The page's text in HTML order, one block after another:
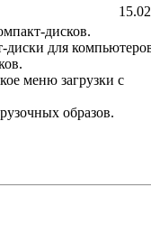
дисков.
диски для
меню загрузки с
образов.